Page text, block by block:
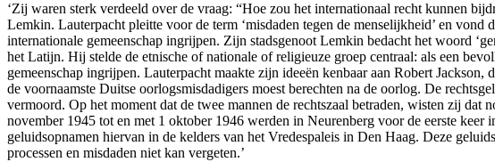
‘Zij waren sterk verdeeld over de vraag: “Hoe zou het internationaal recht kunnen
Lemkin. Lauterpacht pleitte voor de term ‘misdaden tegen de menselijkheid’ en
internationale gemeenschap ingrijpen. Zijn stadsgenoot Lemkin bedacht het woord
het Latijn. Hij stelde de etnische of nationale of religieuze groep centraal: als een
gemeenschap ingrijpen. Lauterpacht maakte zijn ideeën kenbaar aan Robert
de voornaamste Duitse oorlogsmisdadigers moest berechten na de oorlog. De
vermoord. Op het moment dat de twee mannen de rechtszaal betraden, wisten zij
november 1945 tot en met 1 oktober 1946 werden in Neurenberg voor de eerste
geluidsopnamen hiervan in de kelders van het Vredespaleis in Den Haag. Deze
processen en misdaden niet kan vergeten.’